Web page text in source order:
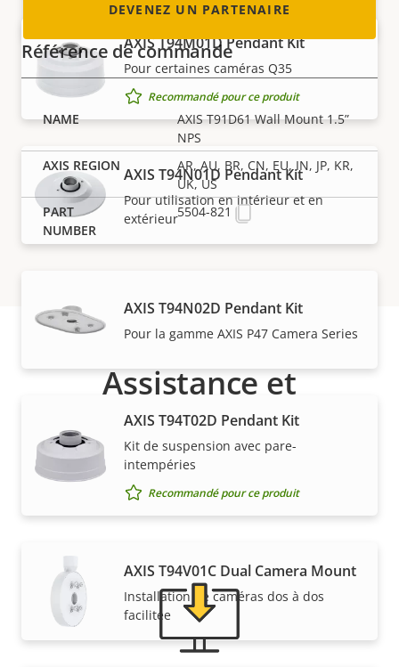
AXIS T94M01D Pendant Kit
Pour certaines caméras Q35
Recommandé pour ce produit
AXIS T94N01D Pendant Kit
Pour utilisation en intérieur et en
extérieur
AXIS T94N02D Pendant Kit
Pour la gamme AXIS P47 Camera Series
AXIS T94T02D Pendant Kit
Kit de suspension avec pare-
intempéries
Recommandé pour ce produit
AXIS T94V01C Dual Camera Mount
Installation de caméras dos à dos
facilitée
DEVENEZ UN PARTENAIRE
Référence de commande
AXIS T91D61 Wall Mount 1.5”
NPS
AR, AU, BR, CN, EU, IN, JP, KR,
UK, US
5504-821
Assistance et
ressources
Besoin d'informations sur les produits Axis, le
logiciel ou de l'aide d'un expert ?